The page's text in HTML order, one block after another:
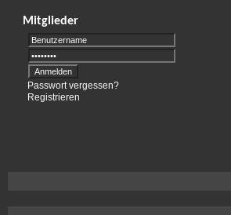
Mitglieder
Passwort vergessen?
Registrieren